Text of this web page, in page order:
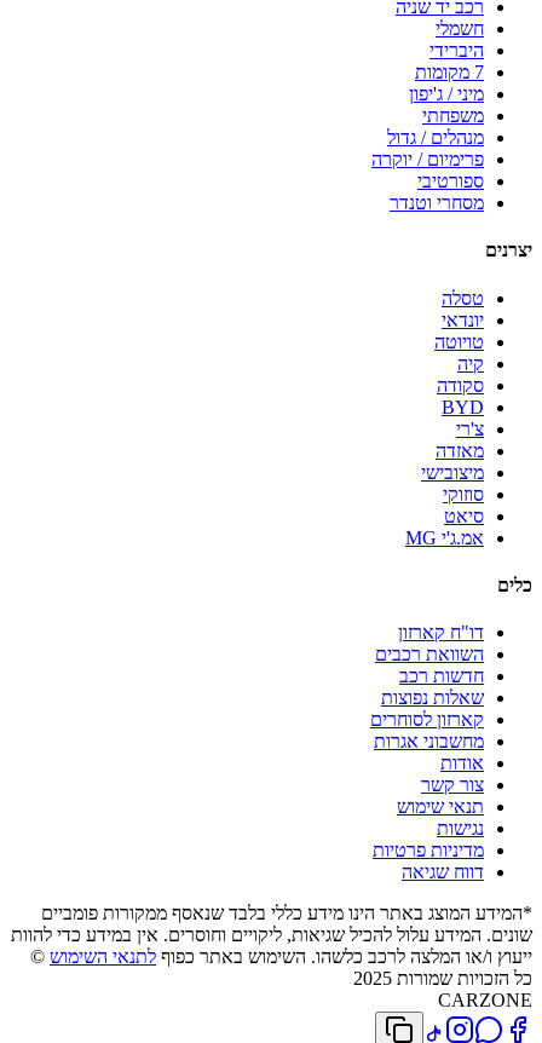
רכב יד שניה
חשמלי
היברידי
7 מקומות
מיני / ג'יפון
משפחתי
מנהלים / גדול
פרימיום / יוקרה
ספורטיבי
מסחרי וטנדר
יצרנים
טסלה
יונדאי
טויוטה
קיה
סקודה
BYD
צ'רי
מאזדה
מיצובישי
סוזוקי
סיאט
אמ.ג'י MG
כלים
דו"ח קארזון
השוואת רכבים
חדשות רכב
שאלות נפוצות
קארזון לסוחרים
מחשבוני אגרות
אודות
צור קשר
תנאי שימוש
נגישות
מדיניות פרטיות
דווח שגיאה
*המידע המוצג באתר הינו מידע כללי בלבד שנאסף ממקורות פומביים
שונים. המידע עלול להכיל שגיאות, ליקויים וחוסרים. אין במידע כדי להוות
ייעוץ ו/או המלצה לרכב כלשהו. השימוש באתר כפוף לתנאי השימוש ©
כל הזכויות שמורות 2025
CARZONE